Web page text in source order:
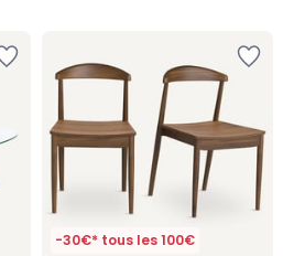
-30€* tous les 100€